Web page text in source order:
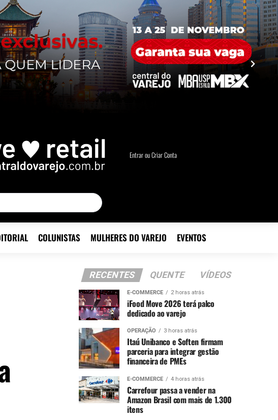
Entrar ou Criar Conta
COLUNISTAS MULHERES DO VAREJO EVENTOS
RECENTES QUENTE VÍDEOS
E-COMMERCE 2 horas atrás
iFood Move 2026 terá palco
dedicado ao varejo
OPERAÇÃO 3 horas atrás
Itaú Unibanco e Soften firmam
parceria para integrar gestão
financeira de PMEs
E-COMMERCE 4 horas atrás
Carrefour passa a vender na
Amazon Brasil com mais de 1.300
itens